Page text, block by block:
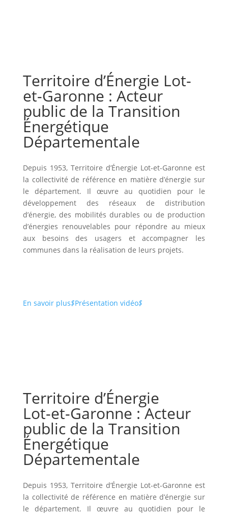
Territoire d’Énergie Lot-
et-Garonne : Acteur
public de la Transition
Énergétique
Départementale
Depuis 1953, Territoire d’Énergie Lot-et-Garonne est
la collectivité de référence en matière d’énergie sur
le département. Il œuvre au quotidien pour le
développement des réseaux de distribution
d’énergie, des mobilités durables ou de production
d’énergies renouvelables pour répondre au mieux
aux besoins des usagers et accompagner les
communes dans la réalisation de leurs projets.
En savoir plus$Présentation vidéo$
Territoire d’Énergie
Lot-et-Garonne : Acteur
public de la Transition
Énergétique
Départementale
Depuis 1953, Territoire d’Énergie Lot-et-Garonne est
la collectivité de référence en matière d’énergie sur
le département. Il œuvre au quotidien pour le